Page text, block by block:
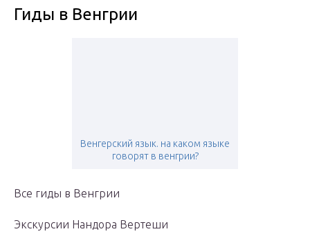
Гиды в Венгрии
Венгерский язык. на каком языке
говорят в венгрии?
Все гиды в Венгрии
Экскурсии Нандора Вертеши